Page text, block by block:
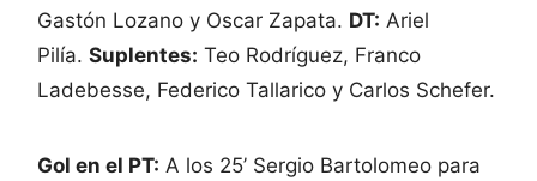
Gastón Lozano y Oscar Zapata. DT: Ariel
Pilía. Suplentes: Teo Rodríguez, Franco
Ladebesse, Federico Tallarico y Carlos Schefer.
Gol en el PT: A los 25’ Sergio Bartolomeo para